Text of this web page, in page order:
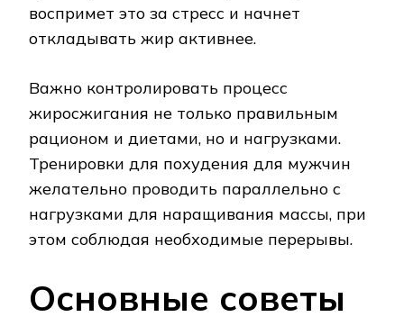
воспримет это за стресс и начнет
откладывать жир активнее.
Важно контролировать процесс
жиросжигания не только правильным
рационом и диетами, но и нагрузками.
Тренировки для похудения для мужчин
желательно проводить параллельно с
нагрузками для наращивания массы, при
этом соблюдая необходимые перерывы.
Основные советы